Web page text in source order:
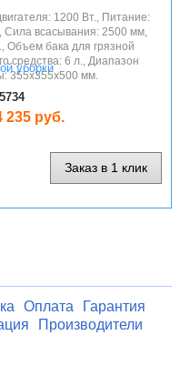
1200 Вт., Питание:
Сила всасывания: 2500 мм,
Объем бака для грязной
средства: 6 л., Диапазон
355x355x500 мм.
235 руб.
Заказ в 1 клик
Оплата
Гарантия
Производители